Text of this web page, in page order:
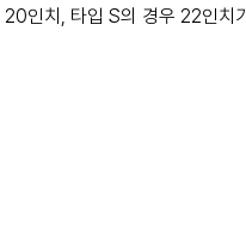
인치, 타입 S의 경우 22인치